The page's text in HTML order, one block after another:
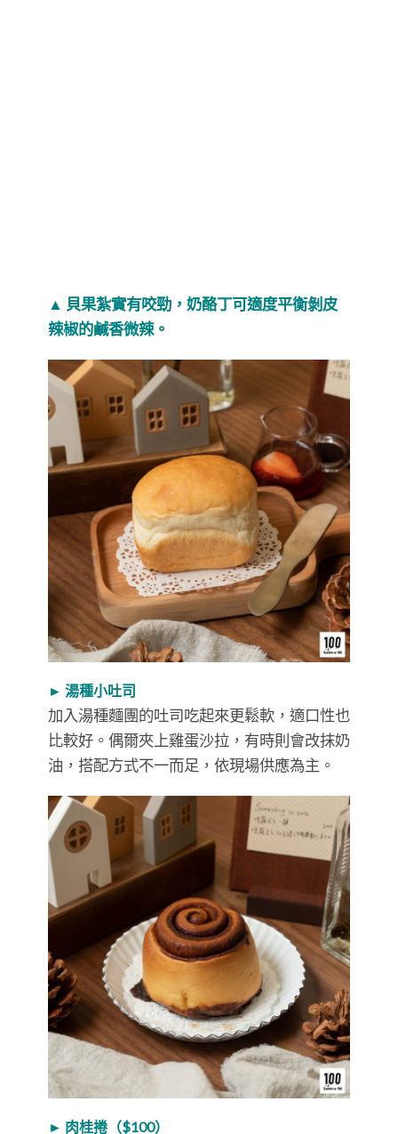
▲ 貝果紮實有咬勁，奶酪丁可適度平衡剝皮
辣椒的鹹香微辣。
► 湯種小吐司
加入湯種麵團的吐司吃起來更鬆軟，適口性也
比較好。偶爾夾上雞蛋沙拉，有時則會改抹奶
油，搭配方式不一而足，依現場供應為主。
► 肉桂捲（$100）